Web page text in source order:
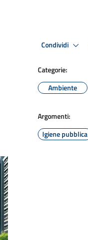
Condividi
Categorie:
Ambiente
Argomenti:
Igiene pubblica